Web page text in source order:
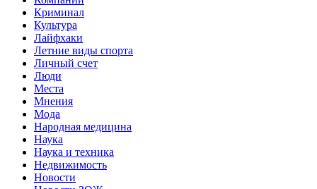
Криминал
Культура
Лайфхаки
Летние виды спорта
Личный счет
Люди
Места
Мнения
Мода
Народная медицина
Наука
Наука и техника
Недвижимость
Новости